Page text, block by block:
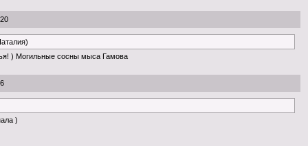
) Могильные сосны мыса Гамова
)